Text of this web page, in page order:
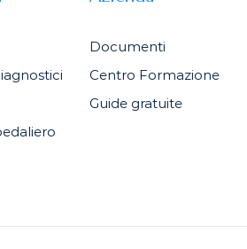
Documenti
Centro Formazione
Guide gratuite